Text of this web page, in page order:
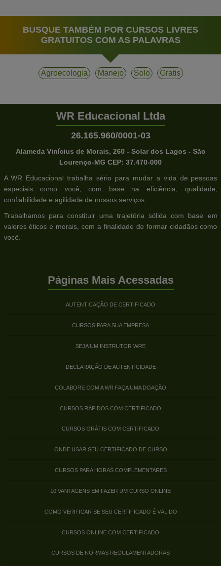
BUSQUE TAMBÉM POR CURSOS LIVRES
GRATUITOS COM AS PALAVRAS
Agroecologia Manejo Solo Gratis
WR Educacional Ltda
26.165.960/0001-03
Alameda Vinícius de Morais, 260 - Solar dos Lagos - São
Lourenço-MG CEP: 37.470-000
A WR Educacional trabalha sério para mudar a vida de pessoas
especiais como você, com base na eficiência, qualidade,
confiabilidade e agilidade de nossos serviços.
Trabalhamos para constituir uma trajetória sólida com base em
valores éticos e morais, com a finalidade de formar cidadãos como
você.
Páginas Mais Acessadas
AUTENTICAÇÃO DE CERTIFICADO
CURSOS PARA SUA EMPRESA
SEJA UM INSTRUTOR WRE
DECLARAÇÃO DE AUTENTICIDADE
COLABORE COM A WR FAÇA UMA DOAÇÃO
CURSOS RÁPIDOS COM CERTIFICADO
CURSOS GRÁTIS COM CERTIFICADO
ONDE USAR SEU CERTIFICADO DE CURSO
CURSOS PARA HORAS COMPLEMENTARES
10 VANTAGENS EM FAZER UM CURSO ONLINE
COMO VERIFICAR SE SEU CERTIFICADO É VÁLIDO
CURSOS ONLINE COM CERTIFICADO
CURSOS DE NORMAS REGULAMENTADORAS